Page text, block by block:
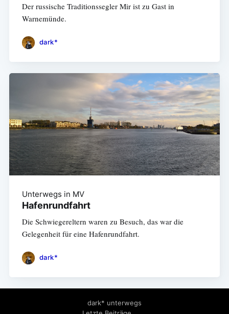
Der russische Traditionssegler Mir ist zu Gast in
Warnemünde.
dark*
Unterwegs in MV
Hafenrundfahrt
Die Schwiegereltern waren zu Besuch, das war die
Gelegenheit für eine Hafenrundfahrt.
dark*
dark* unterwegs